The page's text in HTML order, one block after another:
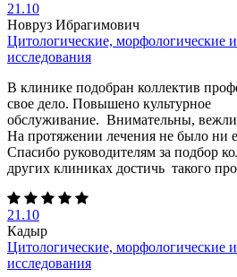
21.10
Новруз Ибрагимович
Цитологические, морфологические
исследования
В клинике подобран коллектив
свое дело. Повышено культурное
обслуживание. Внимательны,
На протяжении лечения не было ни
Спасибо руководителям за подбор
других клиниках достичь такого
21.10
Кадыр
Цитологические, морфологические
исследования